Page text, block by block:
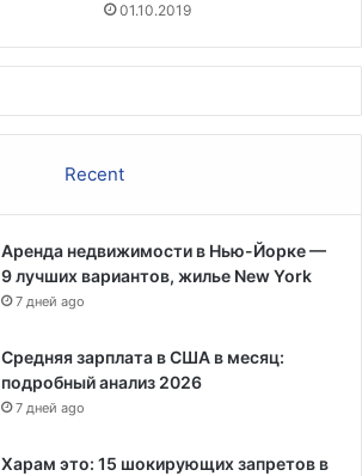
01.10.2019
Recent
Аренда недвижимости в Нью-Йорке —
9 лучших вариантов, жилье New York
7 дней ago
Средняя зарплата в США в месяц:
подробный анализ 2026
7 дней ago
Харам это: 15 шокирующих запретов в